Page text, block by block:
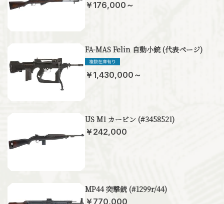
￥176,000～
FA-MAS Felin 自動小銃 (代表ページ)
￥1,430,000～
US M1 カービン (#3458521)
￥242,000
MP44 突撃銃 (#1299r/44)
￥770,000